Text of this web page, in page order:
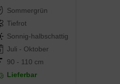
Sommergrün
Tiefrot
Sonnig-halbschattig
Juli - Oktober
90 - 110 cm
Lieferbar